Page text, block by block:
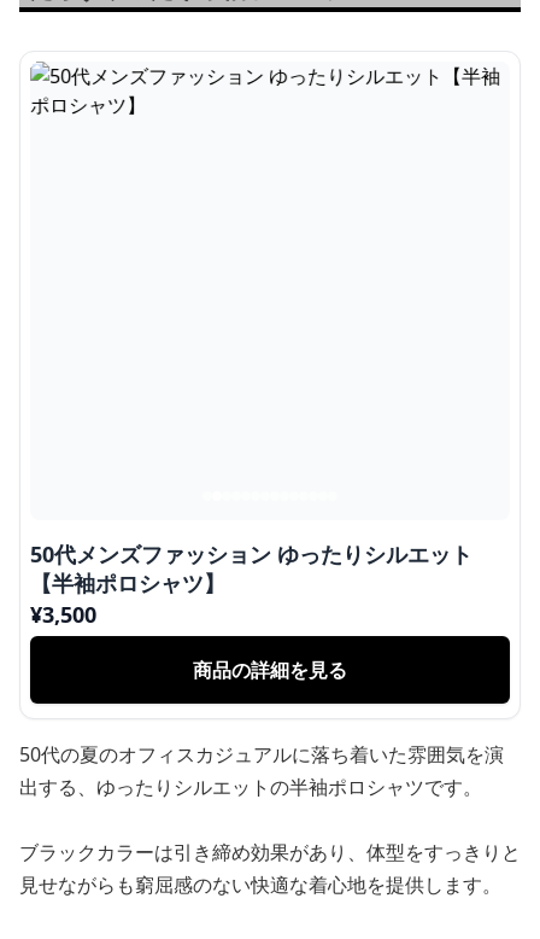
50代メンズファッション ゆったりシルエット
【半袖ポロシャツ】
¥3,500
商品の詳細を見る
50代の夏のオフィスカジュアルに落ち着いた雰囲気を演
出する、ゆったりシルエットの半袖ポロシャツです。
ブラックカラーは引き締め効果があり、体型をすっきりと
見せながらも窮屈感のない快適な着心地を提供します。